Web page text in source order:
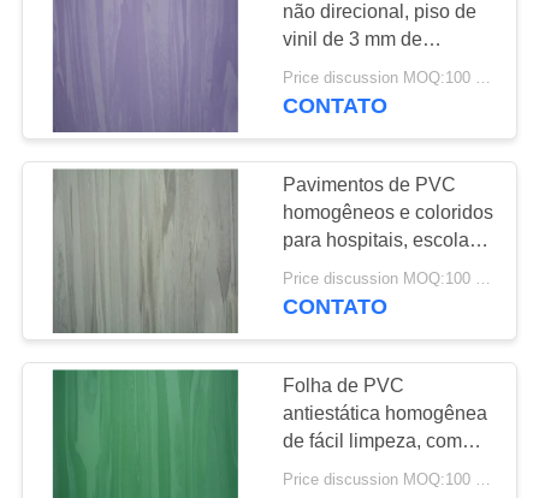
Pavimento de vinil
de revestimento
49
revestimento
autoadesivo do vinil
51
não direcional, piso de
vinil de 3 mm de
espessura.
CONTATO
Pavimentos de PVC
homogêneos e coloridos
para hospitais, escolas e
bibliotecas
Price discussion MOQ:100 m2
CONTATO
Folha de PVC
antiestática homogênea
de fácil limpeza, com
design policromado não
Price discussion MOQ:100 m2